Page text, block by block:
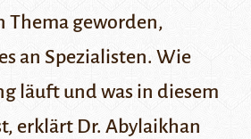
Thema geworden,
an Spezialisten. Wie
läuft und was in diesem
erklärt Dr. Abylaikhan